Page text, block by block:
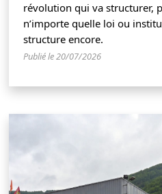
révolution qui va structurer,
n’importe quelle loi ou
structure encore.
Publié le 20/07/2026